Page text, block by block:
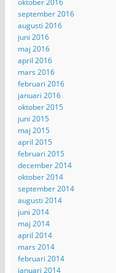
september 2016
augusti 2016
juni 2016
maj 2016
april 2016
mars 2016
februari 2016
januari 2016
oktober 2015
juni 2015
maj 2015
april 2015
februari 2015
december 2014
oktober 2014
september 2014
augusti 2014
juni 2014
maj 2014
april 2014
mars 2014
februari 2014
januari 2014